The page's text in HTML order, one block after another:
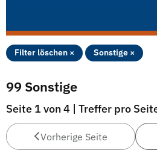
Filter löschen × Sonstige ×
99 Sonstige
Seite 1 von 4 | Treffer pro
Vorherige Seite